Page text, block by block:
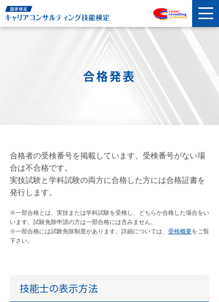
合格発表
合格者の受検番号を掲載しています。受検番号がない場
合は不合格です。
実技試験と学科試験の両方に合格した方には合格証書を
発行します。
※一部合格とは、実技または学科試験を受検し、どちらか合格した場合をい
います。試験免除申請の方は一部合格には含みません。
※一部合格には試験免除制度があります。詳細については、 受検概要をご覧
下さい。
技能士の表示方法